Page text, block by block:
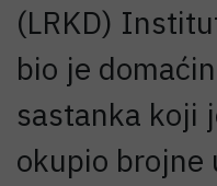
(LRKD)
bio je
sastanka koji
okupio brojne